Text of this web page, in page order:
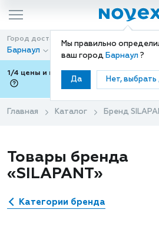
Мы правильно
ваш город Барнаул ?
Да Нет, выбрать
Город доставки
Барнаул
1/4 цены и покупки ваши с Подели
Главная Каталог Бренд
Товары бренда
«SILAPANT»
Категории бренда